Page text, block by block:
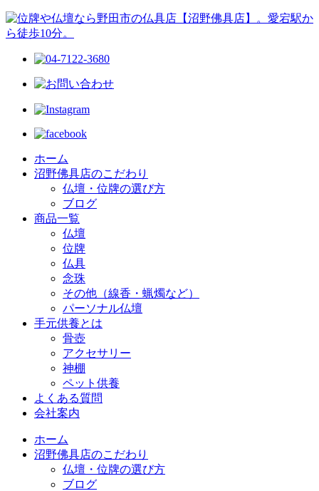
ホーム
沼野佛具店のこだわり
仏壇・位牌の選び方
ブログ
商品一覧
仏壇
位牌
仏具
念珠
その他（線香・蝋燭など）
パーソナル仏壇
手元供養とは
骨壺
アクセサリー
神棚
ペット供養
よくある質問
会社案内
ホーム
沼野佛具店のこだわり
仏壇・位牌の選び方
ブログ